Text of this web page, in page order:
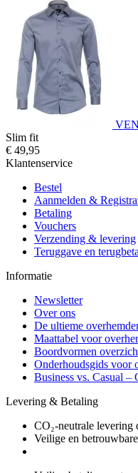
Slim fit
€ 49,95
Klantenservice
Bestel
Aanmelden &
Betaling
Vouchers
Verzending & levering
Teruggave en
Informatie
Newsletter
Over ons
De ultieme
Maattabel voor
Boordvormen
Onderhoudsgids voor
Business vs. Casual –
Levering & Betaling
CO₂-neutrale levering
Veilige en